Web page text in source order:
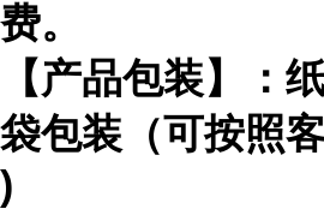
费。
【产品包装】：
袋包装（可按照
)